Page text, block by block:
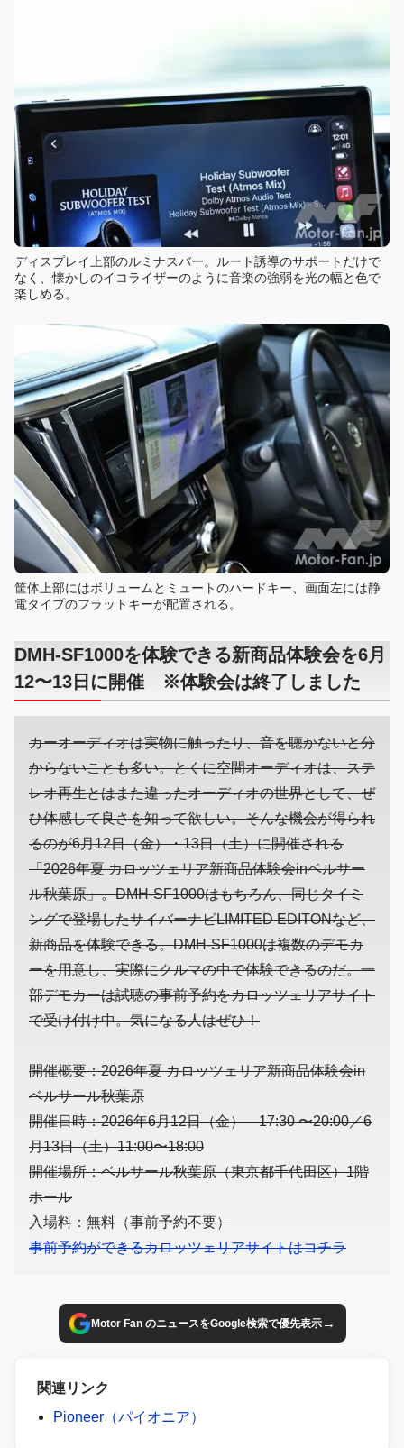
ディスプレイ上部のルミナスバー。ルート誘導のサポートだけで
なく、懐かしのイコライザーのように音楽の強弱を光の幅と色で
楽しめる。
筐体上部にはボリュームとミュートのハードキー、画面左には静
電タイプのフラットキーが配置される。
DMH-SF1000を体験できる新商品体験会を6月
12〜13日に開催 ※体験会は終了しました
カーオーディオは実物に触ったり、音を聴かないと分
からないことも多い。とくに空間オーディオは、ステ
レオ再生とはまた違ったオーディオの世界として、ぜ
ひ体感して良さを知って欲しい。そんな機会が得られ
るのが6月12日（金）・13日（土）に開催される
「2026年夏 カロッツェリア新商品体験会inベルサー
ル秋葉原」。DMH-SF1000はもちろん、同じタイミ
ングで登場したサイバーナビLIMITED EDITONなど、
新商品を体験できる。DMH-SF1000は複数のデモカ
ーを用意し、実際にクルマの中で体験できるのだ。一
部デモカーは試聴の事前予約をカロッツェリアサイト
で受け付け中。気になる人はぜひ！
開催概要：2026年夏 カロッツェリア新商品体験会in
ベルサール秋葉原
開催日時：2026年6月12日（金） 17:30 〜20:00／6
月13日（土）11:00〜18:00
開催場所：ベルサール秋葉原（東京都千代田区）1階
ホール
入場料：無料（事前予約不要）
事前予約ができるカロッツェリアサイトはコチラ
Motor Fan のニュースをGoogle検索で優先表示→
関連リンク
Pioneer（パイオニア）